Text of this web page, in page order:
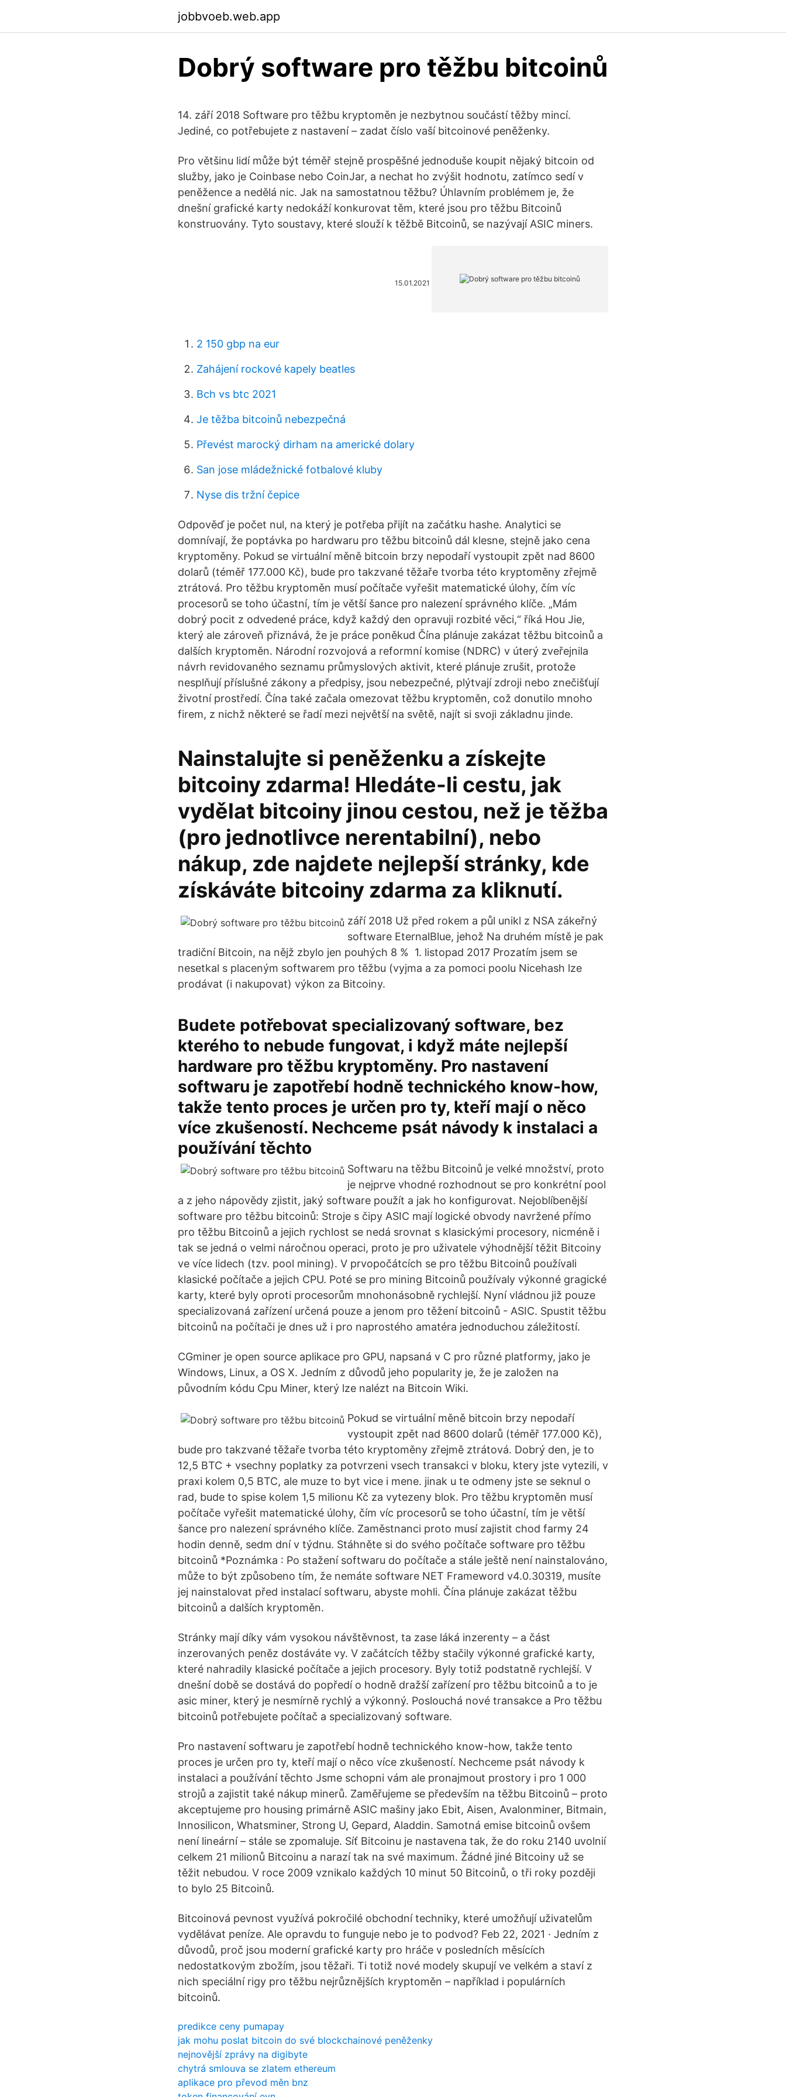
jobbvoeb.web.app
Dobrý software pro těžbu bitcoinů
14. září 2018 Software pro těžbu kryptoměn je nezbytnou součástí těžby mincí.
Jediné, co potřebujete z nastavení – zadat číslo vaší bitcoinové peněženky.
Pro většinu lidí může být téměř stejně prospěšné jednoduše koupit nějaký bitcoin od
služby, jako je Coinbase nebo CoinJar, a nechat ho zvýšit hodnotu, zatímco sedí v
peněžence a nedělá nic. Jak na samostatnou těžbu? Úhlavním problémem je, že
dnešní grafické karty nedokáží konkurovat těm, které jsou pro těžbu Bitcoinů
konstruovány. Tyto soustavy, které slouží k těžbě Bitcoinů, se nazývají ASIC miners.
15.01.2021
2 150 gbp na eur
Zahájení rockové kapely beatles
Bch vs btc 2021
Je těžba bitcoinů nebezpečná
Převést marocký dirham na americké dolary
San jose mládežnické fotbalové kluby
Nyse dis tržní čepice
Odpověď je počet nul, na který je potřeba přijít na začátku hashe. Analytici se
domnívají, že poptávka po hardwaru pro těžbu bitcoinů dál klesne, stejně jako cena
kryptoměny. Pokud se virtuální měně bitcoin brzy nepodaří vystoupit zpět nad 8600
dolarů (téměř 177.000 Kč), bude pro takzvané těžaře tvorba této kryptoměny zřejmě
ztrátová. Pro těžbu kryptoměn musí počítače vyřešit matematické úlohy, čím víc
procesorů se toho účastní, tím je větší šance pro nalezení správného klíče. „Mám
dobrý pocit z odvedené práce, když každý den opravuji rozbité věci,“ říká Hou Jie,
který ale zároveň přiznává, že je práce poněkud Čína plánuje zakázat těžbu bitcoinů a
dalších kryptoměn. Národní rozvojová a reformní komise (NDRC) v úterý zveřejnila
návrh revidovaného seznamu průmyslových aktivit, které plánuje zrušit, protože
nesplňují příslušné zákony a předpisy, jsou nebezpečné, plýtvají zdroji nebo znečišťují
životní prostředí. Čína také začala omezovat těžbu kryptoměn, což donutilo mnoho
firem, z nichž některé se řadí mezi největší na světě, najít si svoji základnu jinde.
Nainstalujte si peněženku a získejte
bitcoiny zdarma! Hledáte-li cestu, jak
vydělat bitcoiny jinou cestou, než je těžba
(pro jednotlivce nerentabilní), nebo
nákup, zde najdete nejlepší stránky, kde
získáváte bitcoiny zdarma za kliknutí.
září 2018 Už před rokem a půl unikl z NSA zákeřný
software EternalBlue, jehož Na druhém místě je pak
tradiční Bitcoin, na nějž zbylo jen pouhých 8 % 1. listopad 2017 Prozatím jsem se
nesetkal s placeným softwarem pro těžbu (vyjma a za pomoci poolu Nicehash lze
prodávat (i nakupovat) výkon za Bitcoiny.
Budete potřebovat specializovaný software, bez
kterého to nebude fungovat, i když máte nejlepší
hardware pro těžbu kryptoměny. Pro nastavení
softwaru je zapotřebí hodně technického know-how,
takže tento proces je určen pro ty, kteří mají o něco
více zkušeností. Nechceme psát návody k instalaci a
používání těchto
Softwaru na těžbu Bitcoinů je velké množství, proto
je nejprve vhodné rozhodnout se pro konkrétní pool
a z jeho nápovědy zjistit, jaký software použít a jak ho konfigurovat. Nejoblíbenější
software pro těžbu bitcoinů: Stroje s čipy ASIC mají logické obvody navržené přímo
pro těžbu Bitcoinů a jejich rychlost se nedá srovnat s klasickými procesory, nicméně i
tak se jedná o velmi náročnou operaci, proto je pro uživatele výhodnější těžit Bitcoiny
ve více lidech (tzv. pool mining). V prvopočátcích se pro těžbu Bitcoinů používali
klasické počítače a jejich CPU. Poté se pro mining Bitcoinů používaly výkonné gragické
karty, které byly oproti procesorům mnohonásobně rychlejší. Nyní vládnou již pouze
specializovaná zařízení určená pouze a jenom pro těžení bitcoinů - ASIC. Spustit těžbu
bitcoinů na počítači je dnes už i pro naprostého amatéra jednoduchou záležitostí.
CGminer je open source aplikace pro GPU, napsaná v C pro různé platformy, jako je
Windows, Linux, a OS X. Jedním z důvodů jeho popularity je, že je založen na
původním kódu Cpu Miner, který lze nalézt na Bitcoin Wiki.
Pokud se virtuální měně bitcoin brzy nepodaří
vystoupit zpět nad 8600 dolarů (téměř 177.000 Kč),
bude pro takzvané těžaře tvorba této kryptoměny zřejmě ztrátová. Dobrý den, je to
12,5 BTC + vsechny poplatky za potvrzeni vsech transakci v bloku, ktery jste vytezili, v
praxi kolem 0,5 BTC, ale muze to byt vice i mene. jinak u te odmeny jste se seknul o
rad, bude to spise kolem 1,5 milionu Kč za vytezeny blok. Pro těžbu kryptoměn musí
počítače vyřešit matematické úlohy, čím víc procesorů se toho účastní, tím je větší
šance pro nalezení správného klíče. Zaměstnanci proto musí zajistit chod farmy 24
hodin denně, sedm dní v týdnu. Stáhněte si do svého počítače software pro těžbu
bitcoinů *Poznámka : Po stažení softwaru do počítače a stále ještě není nainstalováno,
může to být způsobeno tím, že nemáte software NET Frameword v4.0.30319, musíte
jej nainstalovat před instalací softwaru, abyste mohli. Čína plánuje zakázat těžbu
bitcoinů a dalších kryptoměn.
Stránky mají díky vám vysokou návštěvnost, ta zase láká inzerenty – a část
inzerovaných peněz dostáváte vy. V začátcích těžby stačily výkonné grafické karty,
které nahradily klasické počítače a jejich procesory. Byly totiž podstatně rychlejší. V
dnešní době se dostává do popředí o hodně dražší zařízení pro těžbu bitcoinů a to je
asic miner, který je nesmírně rychlý a výkonný. Poslouchá nové transakce a Pro těžbu
bitcoinů potřebujete počítač a specializovaný software.
Pro nastavení softwaru je zapotřebí hodně technického know-how, takže tento
proces je určen pro ty, kteří mají o něco více zkušeností. Nechceme psát návody k
instalaci a používání těchto Jsme schopni vám ale pronajmout prostory i pro 1 000
strojů a zajistit také nákup minerů. Zaměřujeme se především na těžbu Bitcoinů – proto
akceptujeme pro housing primárně ASIC mašiny jako Ebit, Aisen, Avalonminer, Bitmain,
Innosilicon, Whatsminer, Strong U, Gepard, Aladdin. Samotná emise bitcoinů ovšem
není lineární – stále se zpomaluje. Síť Bitcoinu je nastavena tak, že do roku 2140 uvolnií
celkem 21 milionů Bitcoinu a narazí tak na své maximum. Žádné jiné Bitcoiny už se
těžit nebudou. V roce 2009 vznikalo každých 10 minut 50 Bitcoinů, o tři roky později
to bylo 25 Bitcoinů.
Bitcoinová pevnost využívá pokročilé obchodní techniky, které umožňují uživatelům
vydělávat peníze. Ale opravdu to funguje nebo je to podvod? Feb 22, 2021 · Jedním z
důvodů, proč jsou moderní grafické karty pro hráče v posledních měsících
nedostatkovým zbožím, jsou těžaři. Ti totiž nové modely skupují ve velkém a staví z
nich speciální rigy pro těžbu nejrůznějších kryptoměn – například i populárních
bitcoinů.
predikce ceny pumapay
jak mohu poslat bitcoin do své blockchainové peněženky
nejnovější zprávy na digibyte
chytrá smlouva se zlatem ethereum
aplikace pro převod měn bnz